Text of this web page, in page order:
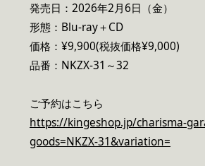
発売日：2026年2月6日（金）
形態：Blu-ray＋CD
価格：¥9,900(税抜価格¥9,000)
品番：NKZX-31～32
ご予約はこちら
https://kingeshop.jp/charisma-
goods=NKZX-31&variation=